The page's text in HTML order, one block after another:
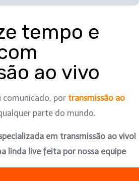
tempo e
ao vivo
comunicado, por transmissão ao
parte do mundo.
em transmissão ao vivo!
linda live feita por nossa equipe